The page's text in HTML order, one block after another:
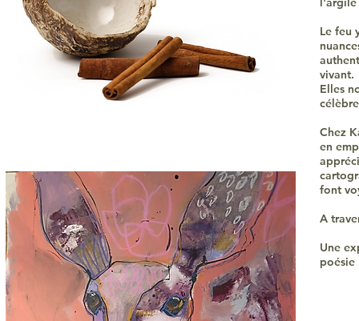
Le feu
vivant.
Elles
Chez
en
font
A
Une
poésie